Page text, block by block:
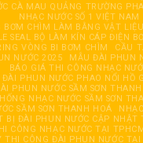
CÀ MAU QUẢNG TRƯỜNG
NHẠC NƯỚC SỐ 1 VIỆT NAM
BƠM CHÌM LÀM BẰNG VẬT
SEAL BỘ LÀM KÍN CÁP ĐIỆN
VÒNG BI BƠM CHÌM
CẦU
NƯỚC 2025
MẪU ĐÀI PHUN
BÁO GIÁ THI CÔNG NHẠC
PHUN NƯỚC PHAO NỔI HỒ
PHUN NƯỚC SẦM SƠN
NHẠC NƯỚC SẦM SƠN
SẦM SƠN THANH HOÁ
BỊ ĐÀI PHUN NƯỚC CẬP NHẬT
CÔNG NHẠC NƯỚC TẠI
THI CÔNG ĐÀI PHUN NƯỚC TẠI